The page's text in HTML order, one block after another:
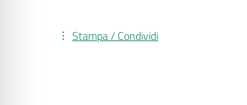
Stampa / Condividi